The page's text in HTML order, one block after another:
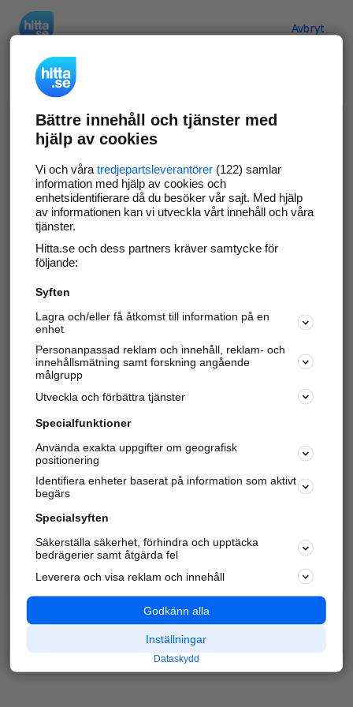
Avbryt
Verifiera ditt företag
Gör som 69 532företag
företagssida på hitta.se och syns bättre mot
kunder i ditt närområde. Helt kostnadsfritt.
Uppdatera din företagsinformation
Svara på och hantera dina omdömen
Har du redan verifierat ditt företag? Logga in
Varje vecka besöker du och4 miljoner
andra
härliga användare oss för att hitta rätt lokal
information om företag, privatpersoner och
platser.
Bättre innehåll och tjänster med
hjälp av cookies
Vi och våra tredjepartsleverantörer(122) samlar
information med hjälp av cookies och
enhetsidentifierare då du besöker vår sajt. Med hjälp
av informationen kan vi utveckla vårt innehåll och våra
tjänster.
Hitta.se och dess partners kräver samtycke för
följande:
Syften
Lagra och/eller få åtkomst till information på en
enhet
Personanpassad reklam och innehåll, reklam- och
innehållsmätning samt forskning angående
målgrupp
Utveckla och förbättra tjänster
Specialfunktioner
Använda exakta uppgifter om geografisk
positionering
Identifiera enheter baserat på information som aktivt
begärs
Specialsyften
Säkerställa säkerhet, förhindra och upptäcka
bedrägerier samt åtgärda fel
Leverera och visa reklam och innehåll
Godkänn alla
Inställningar
Dataskydd